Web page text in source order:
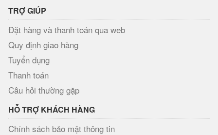
TRỢ GIÚP
Đặt hàng và thanh toán qua web
Quy định giao hàng
Tuyển dụng
Thanh toán
Câu hỏi thường gặp
HỖ TRỢ KHÁCH HÀNG
Chính sách bảo mật thông tin